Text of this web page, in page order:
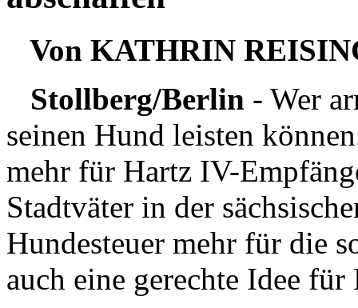
Von KATHRIN
Stollberg/Berlin - Wer
seinen Hund leisten
mehr für Hartz IV-
Stadtväter in der
Hundesteuer mehr für die
auch eine gerechte Idee